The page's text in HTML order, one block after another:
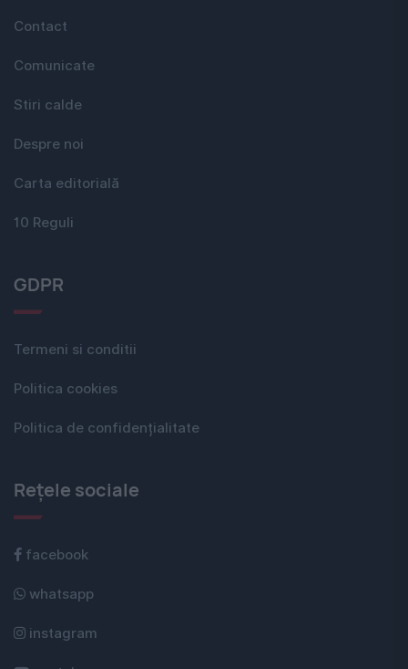
Contact
Comunicate
Stiri calde
Despre noi
Carta editorială
10 Reguli
GDPR
Termeni si conditii
Politica cookies
Politica de confidențialitate
Rețele sociale
facebook
whatsapp
instagram